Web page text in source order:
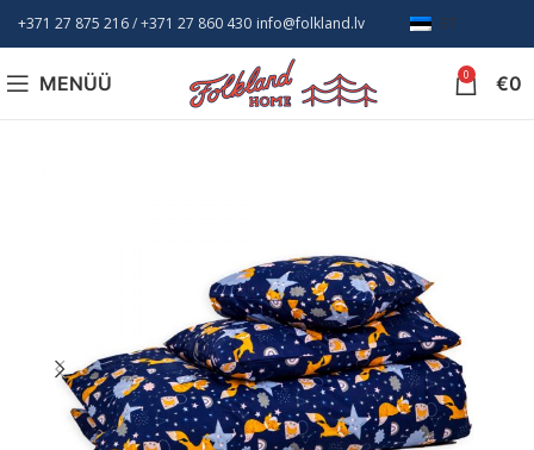
+371 27 875 216/ +371 27 860 430 info@folkland.lv ET
MENÜÜ 0 €0